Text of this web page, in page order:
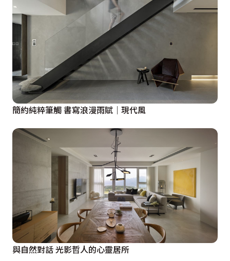
簡約純粹筆觸 書寫浪漫雨賦｜現代風
與自然對話 光影哲人的心靈居所